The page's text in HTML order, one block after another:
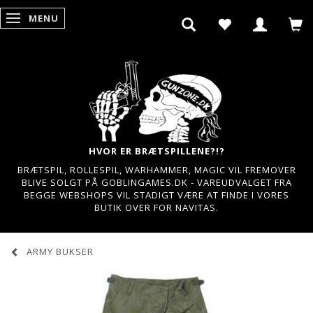
SKIFTE NAVIGATION
MENU
HVOR ER BRÆTSPILLENE?!?
BRÆTSPIL, ROLLESPIL, WARHAMMER, MAGIC VIL FREMOVER
BLIVE SOLGT PÅ GOBLINGAMES.DK - VAREUDVALGET FRA
BEGGE WEBSHOPS VIL STADIGT VÆRE AT FINDE I VORES
BUTIK OVER FOR NAVITAS.
ARMY BUKSER